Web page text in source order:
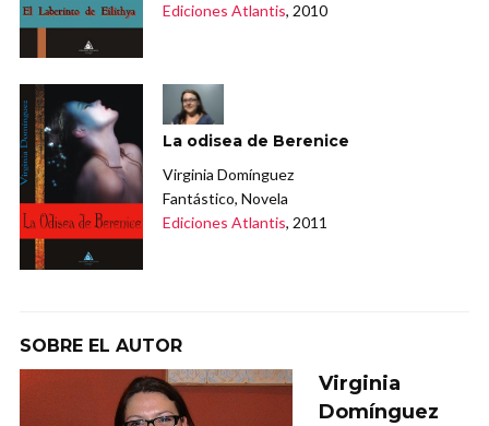
Ediciones Atlantis, 2010
La odisea de Berenice
Virginia Domínguez
Fantástico, Novela
Ediciones Atlantis, 2011
SOBRE EL AUTOR
Virginia
Domínguez